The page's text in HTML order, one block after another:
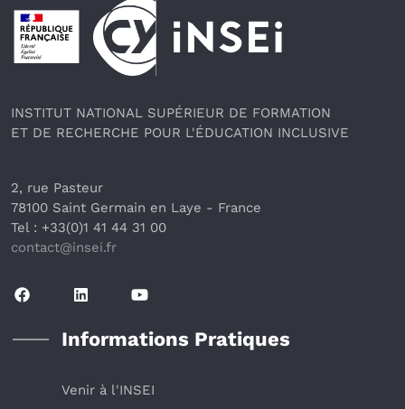
Pied de page
INSTITUT NATIONAL SUPÉRIEUR DE FORMATION
ET DE RECHERCHE POUR L'ÉDUCATION INCLUSIVE
2, rue Pasteur
78100 Saint Germain en Laye - France
Tel : +33(0)1 41 44 31 00
contact@insei.fr
Informations Pratiques
Venir à l'INSEI